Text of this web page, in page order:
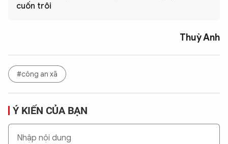
cuốn trôi
Thuỳ Anh
#công an xã
Ý KIẾN CỦA BẠN